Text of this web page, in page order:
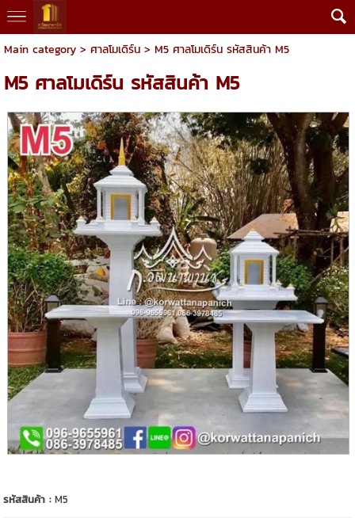
Main category> ศาลโมเดิร์น> M5 ศาลโมเดิร์น รหัสสินค้า M5
M5 ศาลโมเดิร์น รหัสสินค้า M5
รหัสสินค้า :M5